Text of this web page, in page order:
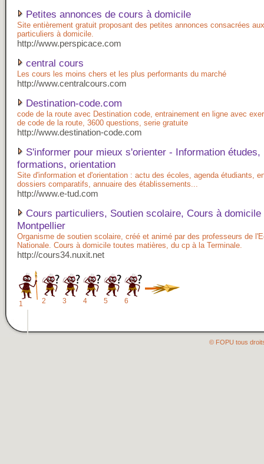
Petites annonces de cours à domicile
Site entièrement gratuit proposant des petites annonces consacrées
particuliers à domicile.
http://www.perspicace.com
central cours
Les cours les moins chers et les plus performants du marché
http://www.centralcours.com
Destination-code.com
code de la route avec Destination code, entrainement en ligne avec
de code de la route, 3600 questions, serie gratuite
http://www.destination-code.com
S'informer pour mieux s'orienter - Information études,
formations, orientation
Site d'information et d'orientation : actu des écoles, agenda étudiants,
dossiers comparatifs, annuaire des établissements...
http://www.e-tud.com
Cours particuliers, Soutien scolaire, Cours à domicile
Montpellier
Organisme de soutien scolaire, créé et animé par des professeurs de
Nationale. Cours à domicile toutes matières, du cp à la Terminale.
http://cours34.nuxit.net
1 2 3 4 5 6
© FOPU tous